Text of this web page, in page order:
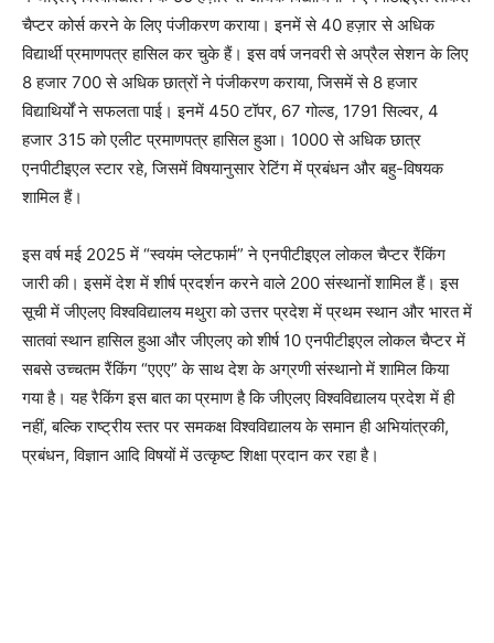
चैप्टर कोर्स करने के लिए पंजीकरण कराया। इनमें से 40 हज़ार से अधिक
विद्यार्थी प्रमाणपत्र हासिल कर चुके हैं। इस वर्ष जनवरी से अप्रैल सेशन के लिए
8 हजार 700 से अधिक छात्रों ने पंजीकरण कराया, जिसमें से 8 हजार
विद्याथिर्यों ने सफलता पाई। इनमें 450 टॉपर, 67 गोल्ड, 1791 सिल्वर, 4
हजार 315 को एलीट प्रमाणपत्र हासिल हुआ। 1000 से अधिक छात्र
एनपीटीइएल स्टार रहे, जिसमें विषयानुसार रेटिंग में प्रबंधन और बहु-विषयक
शामिल हैं।
इस वर्ष मई 2025 में “स्वयंम प्लेटफार्म” ने एनपीटीइएल लोकल चैप्टर रैंकिंग
जारी की। इसमें देश में शीर्ष प्रदर्शन करने वाले 200 संस्थानों शामिल हैं। इस
सूची में जीएलए विश्वविद्यालय मथुरा को उत्तर प्रदेश में प्रथम स्थान और भारत में
सातवां स्थान हासिल हुआ और जीएलए को शीर्ष 10 एनपीटीइएल लोकल चैप्टर में
सबसे उच्चतम रैंकिंग “एएए” के साथ देश के अग्रणी संस्थानो में शामिल किया
गया है। यह रैकिंग इस बात का प्रमाण है कि जीएलए विश्वविद्यालय प्रदेश में ही
नहीं, बल्कि राष्ट्रीय स्तर पर समकक्ष विश्वविद्यालय के समान ही अभियांत्रकी,
प्रबंधन, विज्ञान आदि विषयों में उत्कृष्ट शिक्षा प्रदान कर रहा है।